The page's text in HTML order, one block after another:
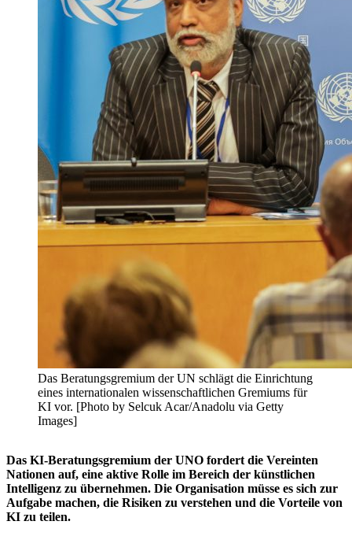
Das Beratungsgremium der UN schlägt die Einrichtung
eines internationalen wissenschaftlichen Gremiums für
KI vor. [Photo by Selcuk Acar/Anadolu via Getty
Images]
Das KI-Beratungsgremium der UNO fordert die Vereinten
Nationen auf, eine aktive Rolle im Bereich der künstlichen
Intelligenz zu übernehmen. Die Organisation müsse es sich zur
Aufgabe machen, die Risiken zu verstehen und die Vorteile von
KI zu teilen.